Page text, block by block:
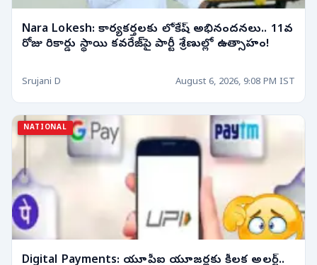
Nara Lokesh: కార్యకర్తలకు లోకేష్ అభినందనలు.. 11వ
రోజు రికార్డు స్థాయి కవరేజ్‌పై పార్టీ శ్రేణుల్లో ఉత్సాహం!
Srujani D August 6, 2026, 9:08 PM IST
NATIONAL
Digital Payments: యూపీఐ యూజర్లకు కీలక అలర్ట్..